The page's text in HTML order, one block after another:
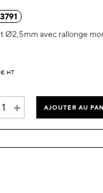
Ø2,5mm avec rallonge
€ HT
+ AJOUTER AU